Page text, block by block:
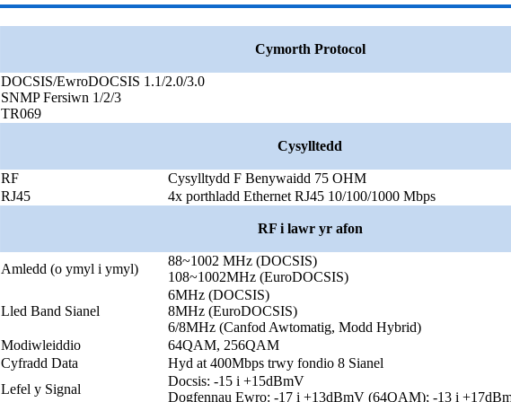
Cymorth Protocol
DOCSIS/EwroDOCSIS 1.1/2.0/3.0
SNMP Fersiwn 1/2/3
TR069
Cysylltedd
RF
Cysylltydd F Benywaidd 75 OHM
RJ45
4x porthladd Ethernet RJ45 10/100/1000 Mbps
RF i lawr yr afon
Amledd (o ymyl i ymyl)
88~1002 MHz (DOCSIS)
108~1002MHz (EuroDOCSIS)
Lled Band Sianel
6MHz (DOCSIS)
8MHz (EuroDOCSIS)
6/8MHz (Canfod Awtomatig, Modd Hybrid)
Modiwleiddio
64QAM, 256QAM
Cyfradd Data
Hyd at 400Mbps trwy fondio 8 Sianel
Lefel y Signal
Docsis: -15 i +15dBmV
Dogfennau Ewro: -17 i +13dBmV (64QAM); -13 i